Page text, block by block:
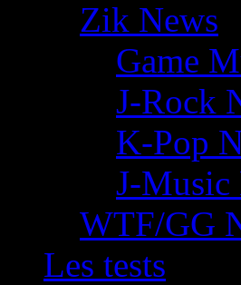
Zik News
Game
J-Rock
K-Pop
J-Music
WTF/GG
Les tests